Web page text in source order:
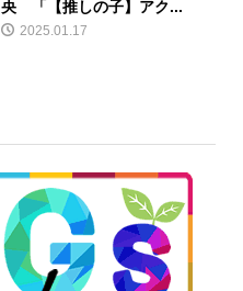
央 「【推しの子】アク...
2025.01.17